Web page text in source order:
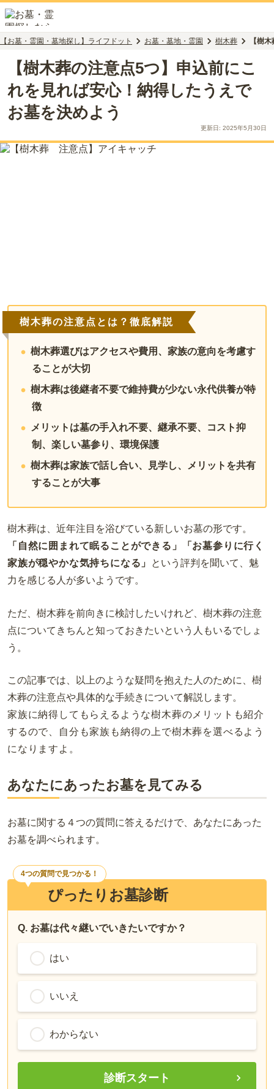
【お墓・霊園・墓地探し】ライフドット お墓・墓地・霊園 樹木葬 【樹
【樹木葬の注意点5つ】申込前にこ
れを見れば安心！納得したうえで
お墓を決めよう
更新日: 2025年5月30日
樹木葬の注意点とは？徹底解説
樹木葬選びはアクセスや費用、家族の意向を考慮す
ることが大切
樹木葬は後継者不要で維持費が少ない永代供養が特
徴
メリットは墓の手入れ不要、継承不要、コスト抑
制、楽しい墓参り、環境保護
樹木葬は家族で話し合い、見学し、メリットを共有
することが大事
樹木葬は、近年注目を浴びている新しいお墓の形です。
「自然に囲まれて眠ることができる」「お墓参りに行く
家族が穏やかな気持ちになる」
という評判を聞いて、魅
力を感じる人が多いようです。
ただ、樹木葬を前向きに検討したいけれど、樹木葬の注意
点についてきちんと知っておきたいという人もいるでしょ
う。
この記事では、以上のような疑問を抱えた人のために、樹
木葬の注意点や具体的な手続きについて解説します。
家族に納得してもらえるような樹木葬のメリットも紹介
するので、自分も家族も納得の上で樹木葬を選べるよう
になりますよ。
あなたにあったお墓を見てみる
お墓に関する４つの質問に答えるだけで、あなたにあった
お墓を調べられます。
ぴったりお墓診断
4つの質問で見つかる！
Q. お墓は代々継いでいきたいですか？
はい
いいえ
わからない
診断スタート